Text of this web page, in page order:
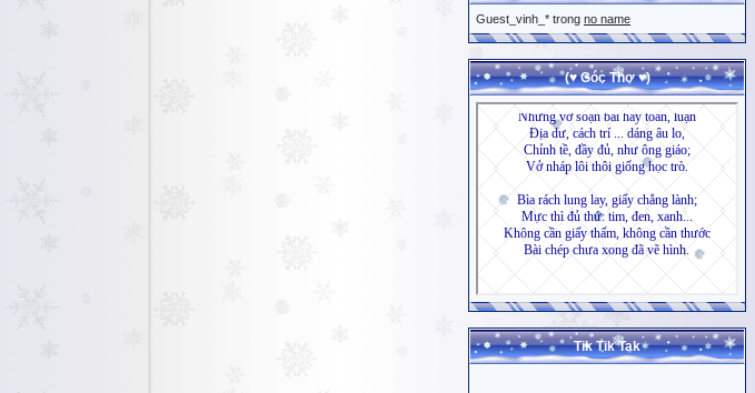
Guest_vinh_* trong no name
(♥ Góc Thơ ♥)
Tik Tik Tak